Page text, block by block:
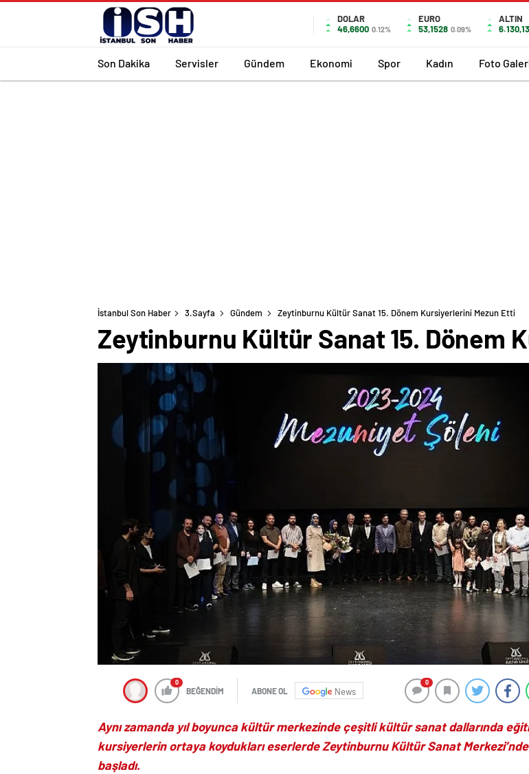
DOLAR
46,6600 0.12%
EURO
53,1528 0.09%
ALTIN
6.130,13
Son Dakika Servisler Gündem Ekonomi Spor Kadın Foto
İstanbul Son Haber 3.Sayfa Gündem Zeytinburnu Kültür Sanat 15. Dönem Kursiyerlerini Mezun Etti
Zeytinburnu Kültür Sanat 15. Dönem
0
BEĞENDİM ABONE OL News
0
Aynı zamanda yıl boyunca kültür merkezinde çeşitli kültür sanat dallarında
kursiyerlerin ortaya koydukları eserlerde Zeytinburnu Kültür Sanat
başladı.